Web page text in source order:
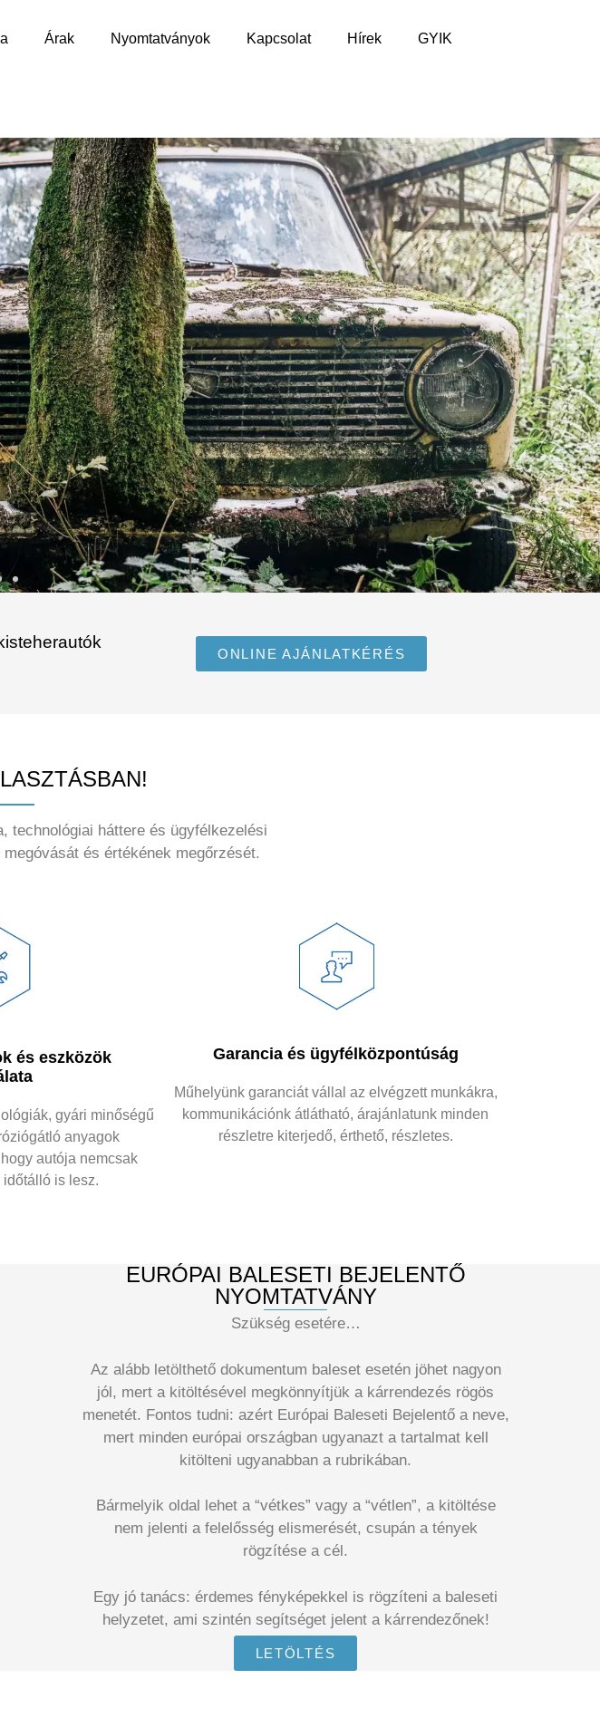
Árak Nyomtatványok Kapcsolat Hírek GYIK
ONLINE AJÁNLATKÉRÉS
technológiai háttere és ügyfélkezelési
és értékének megőrzését.
és eszközök
gyári minőségű
anyagok
autója nemcsak
is lesz.
Garancia és ügyfélközpontúság
Műhelyünk garanciát vállal az elvégzett munkákra,
kommunikációnk átlátható, árajánlatunk minden
részletre kiterjedő, érthető, részletes.
EURÓPAI BALESETI BEJELENTŐ
NYOMTATVÁNY
Szükség esetére…
Az alább letölthető dokumentum baleset esetén jöhet nagyon
jól, mert a kitöltésével megkönnyítjük a kárrendezés rögös
menetét. Fontos tudni: azért Európai Baleseti Bejelentő a neve,
mert minden európai országban ugyanazt a tartalmat kell
kitölteni ugyanabban a rubrikában.
Bármelyik oldal lehet a “vétkes” vagy a “vétlen”, a kitöltése
nem jelenti a felelősség elismerését, csupán a tények
rögzítése a cél.
Egy jó tanács: érdemes fényképekkel is rögzíteni a baleseti
helyzetet, ami szintén segítséget jelent a kárrendezőnek!
LETÖLTÉS